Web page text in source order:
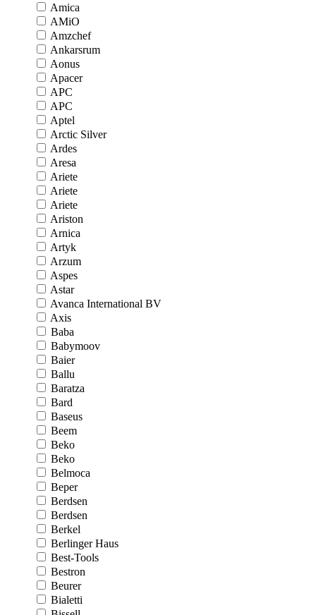
Amica
AMiO
Amzchef
Ankarsrum
Aonus
Apacer
APC
APC
Aptel
Arctic Silver
Ardes
Aresa
Ariete
Ariete
Ariete
Ariston
Arnica
Artyk
Arzum
Aspes
Astar
Avanca International BV
Axis
Baba
Babymoov
Baier
Ballu
Baratza
Bard
Baseus
Beem
Beko
Beko
Belmoca
Beper
Berdsen
Berdsen
Berkel
Berlinger Haus
Best-Tools
Bestron
Beurer
Bialetti